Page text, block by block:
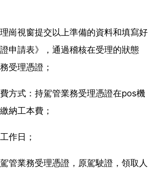
崗視窗提交以上準備的資料和填寫好
申請表》，通過稽核在受理的狀態
受理憑證；
方式：持駕管業務受理憑證在pos機
納工本費；
作日；
管業務受理憑證，原駕駛證，領取人